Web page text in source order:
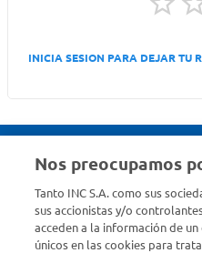
INICIA SESION PARA DEJAR TU
Estamos para ayudarte
Nos preocupamos
Tanto INC S.A. como sus
sus accionistas y/o
acceden a la información de
únicos en las cookies para